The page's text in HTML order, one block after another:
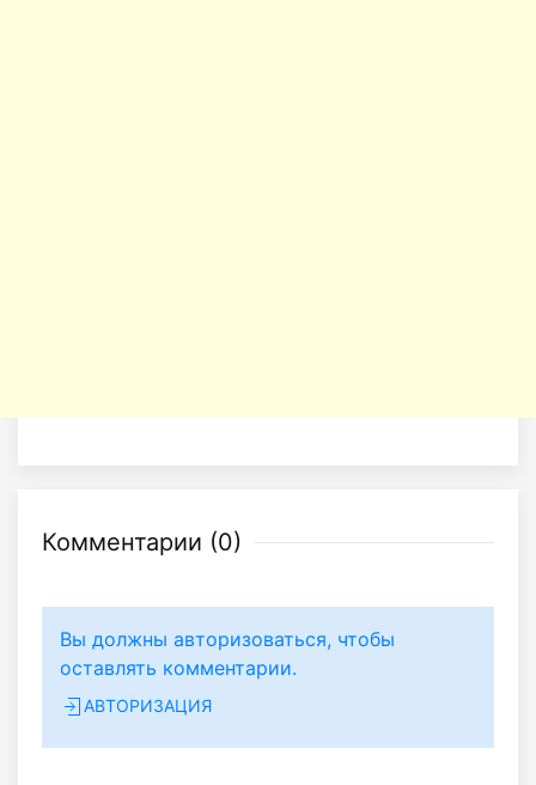
Комментарии (0)
Вы должны авторизоваться, чтобы
оставлять комментарии.
АВТОРИЗАЦИЯ